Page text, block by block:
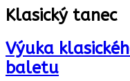
Klasický tanec
Výuka
baletu